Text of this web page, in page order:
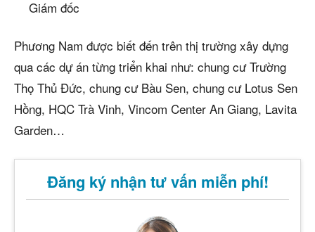
Giám đốc
Phương Nam được biết đến trên thị trường xây dựng
qua các dự án từng triển khai như: chung cư Trường
Thọ Thủ Đức, chung cư Bàu Sen, chung cư Lotus Sen
Hồng, HQC Trà Vinh, Vincom Center An Giang, Lavita
Garden…
Đăng ký nhận tư vấn miễn phí!